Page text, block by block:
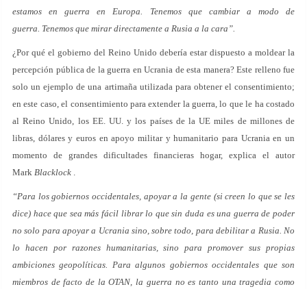
estamos en guerra en Europa. Tenemos que cambiar a modo de
guerra. Tenemos que mirar directamente a Rusia a la cara”.
¿Por qué el gobierno del Reino Unido debería estar dispuesto a moldear la
percepción pública de la guerra en Ucrania de esta manera? Este relleno fue
solo un ejemplo de una artimaña utilizada para obtener el consentimiento;
en este caso, el consentimiento para extender la guerra, lo que le ha costado
al Reino Unido, los EE. UU. y los países de la UE miles de millones de
libras, dólares y euros en apoyo militar y humanitario para Ucrania en un
momento de grandes dificultades financieras hogar, explica el autor
Mark Blacklock .
“Para los gobiernos occidentales, apoyar a la gente (si creen lo que se les
dice) hace que sea más fácil librar lo que sin duda es una guerra de poder
no solo para apoyar a Ucrania sino, sobre todo, para debilitar a Rusia. No
lo hacen por razones humanitarias, sino para promover sus propias
ambiciones geopolíticas. Para algunos gobiernos occidentales que son
miembros de facto de la OTAN, la guerra no es tanto una tragedia como